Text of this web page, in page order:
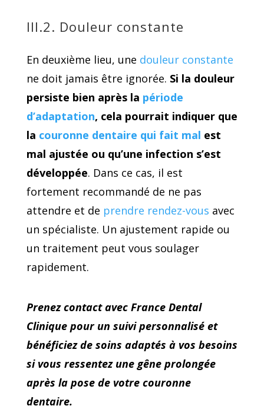
III.2. Douleur constante
En deuxième lieu, une douleur constante
ne doit jamais être ignorée. Si la douleur
persiste bien après la période
d’adaptation, cela pourrait indiquer que
la couronne dentaire qui fait mal est
mal ajustée ou qu’une infection s’est
développée. Dans ce cas, il est
fortement recommandé de ne pas
attendre et de prendre rendez-vous avec
un spécialiste. Un ajustement rapide ou
un traitement peut vous soulager
rapidement.
Prenez contact avec France Dental
Clinique pour un suivi personnalisé et
bénéficiez de soins adaptés à vos besoins
si vous ressentez une gêne prolongée
après la pose de votre couronne
dentaire.